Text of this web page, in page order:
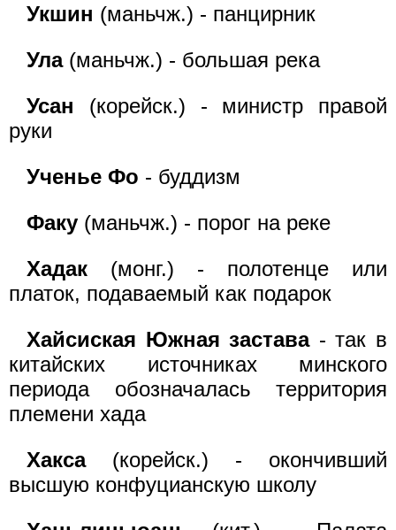
Укшин (маньчж.) - панцирник
Ула(маньчж.) - большая река
Усан (корейск.) - министр правой
руки
Ученье Фо - буддизм
Факу (маньчж.) - порог на реке
Хадак (монг.) - полотенце или
платок, подаваемый как подарок
Хайсиская Южная застава - так в
китайских источниках минского
периода обозначалась территория
племени хада
Хакса(корейск.) - окончивший
высшую конфуцианскую школу